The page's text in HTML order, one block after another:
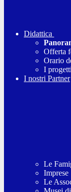
Didattica
Offerta
Orario
I
I nostri Partner
Le
Imprese
Le